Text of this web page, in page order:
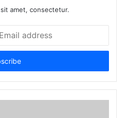
amet, consectetur.